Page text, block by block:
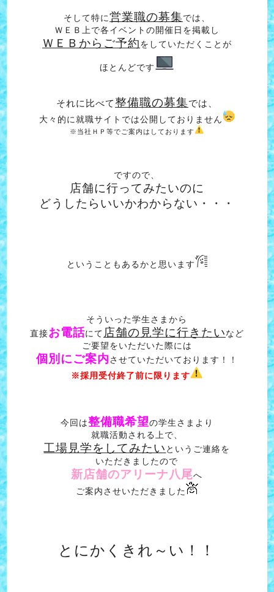
そして特に営業職の募集では、
ＷＥＢ上で各イベントの開催日を掲載し
ＷＥＢからご予約をしていただくことが
ほとんどです
それに比べて整備職の募集では、
大々的に就職サイトでは公開しておりません
※当社ＨＰ等でご案内はしております
ですので、
店舗に行ってみたいのに
どうしたらいいかわからない・・・
ということもあるかと思います
そういった学生さまから
直接お電話にて 店舗の見学に行きたいなど
ご要望をいただいた際には
個別にご案内させていただいております！！
※採用受付終了前に限ります
今回は整備職希望の学生さまより
就職活動される上で、
工場見学をしてみたい というご連絡を
いただきましたので
新店舗のアリーナ八尾へ
ご案内させいただきました
とにかくきれ～い！！